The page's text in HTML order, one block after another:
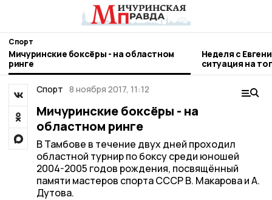
Спорт
Мичуринские боксёры - на областном
ринге
Неделя с
ситуация на
городе и
Спорт 8 ноября 2017, 11:12
Мичуринские боксёры - на
областном ринге
В Тамбове в течение двух дней проходил
областной турнир по боксу среди юношей
2004-2005 годов рождения, посвящённый
памяти мастеров спорта СССР В. Макарова и А.
Дутова.